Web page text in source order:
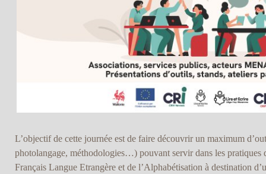
L’objectif de cette journée est de faire découvrir un maximum
photolangage, méthodologies…) pouvant servir dans les pratiques
Français Langue Etrangère et de l’Alphabétisation à destination